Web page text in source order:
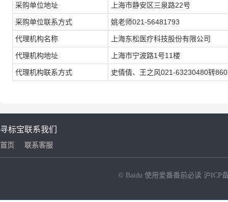
采购单位地址 上海市静安区三泉路22号
采购单位联系方式 姚老师021-56481793
代理机构名称 上海东松医疗科技股份有限公司
代理机构地址 上海市宁波路1号11楼
代理机构联系方式 史倩倩、王之风021-63230480转
寻标宝
首页
联系我们
联系客服
© Baidu 使用爱番番前必读 沪ICP